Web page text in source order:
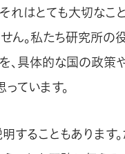
れはとても大切なこ
ん。私たち研究所の
、具体的な国の政策
ています。
することもあります